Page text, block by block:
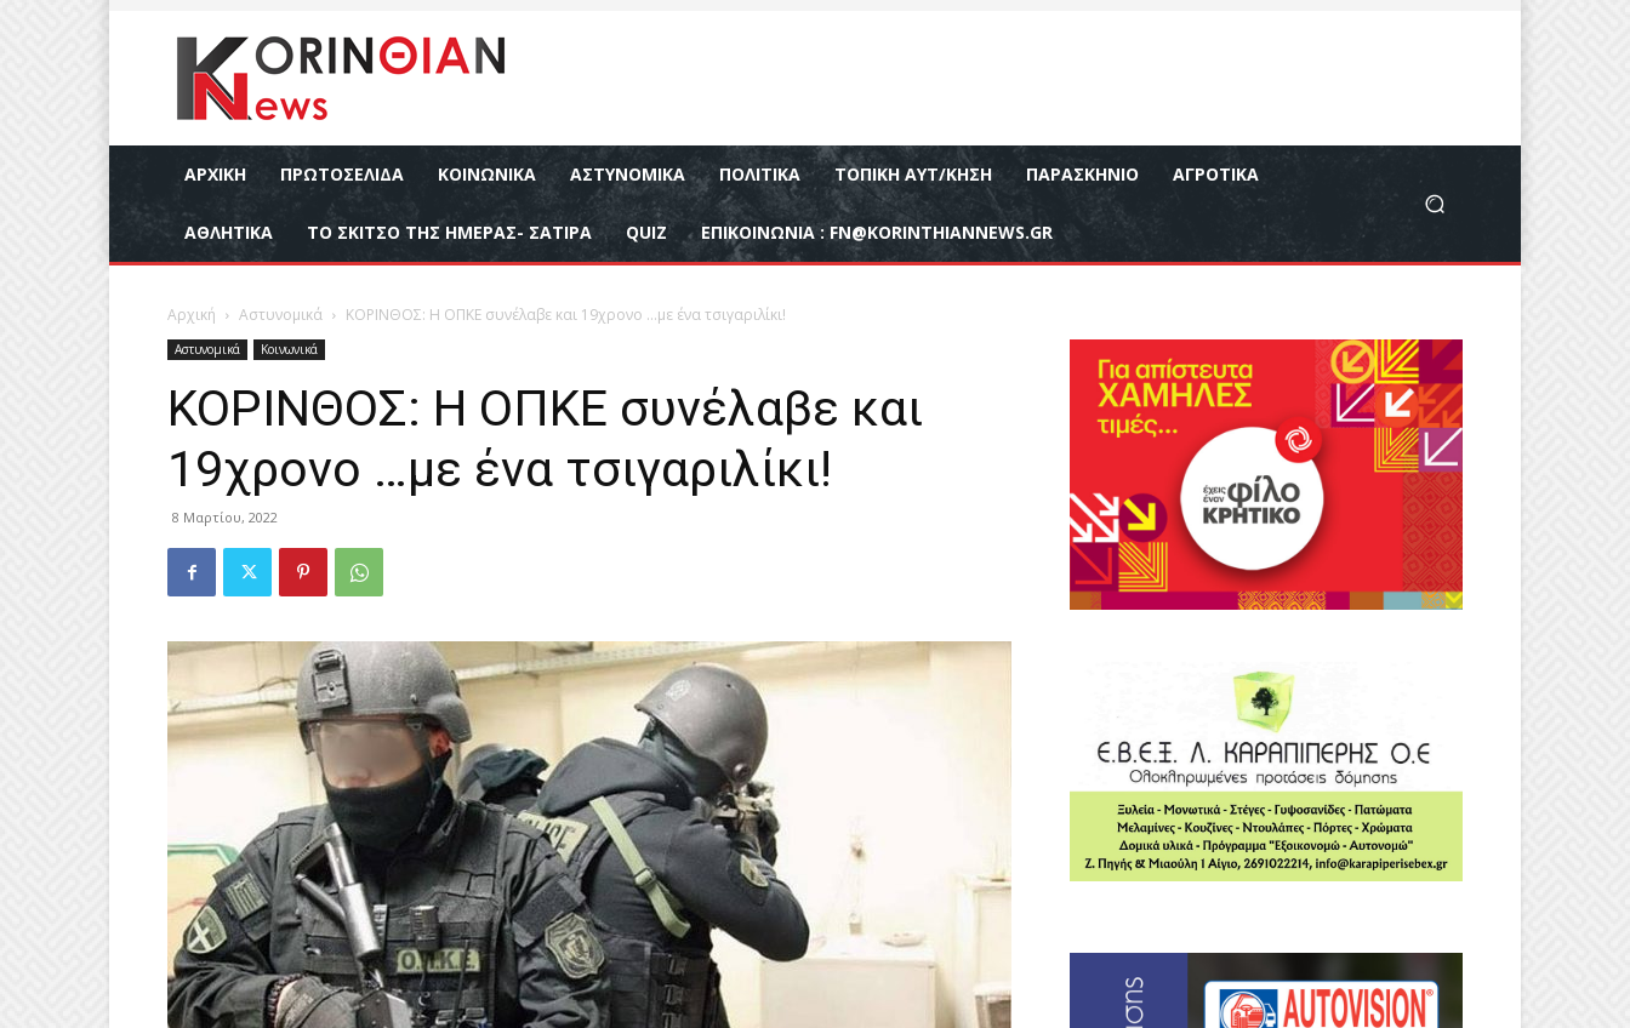
ΑΡΧΙΚΉ ΠΡΩΤΟΣΕΛΙΔΑ ΚΟΙΝΩΝΙΚΆ ΑΣΤΥΝΟΜΙΚΆ ΠΟΛΙΤΙΚΆ ΤΟΠΙΚΉ ΑΥΤ/ΚΗΣΗ ΠΑΡΑΣΚΉΝΙΟ ΑΓΡΟΤΙΚΆ
ΑΘΛΗΤΙΚΆ ΤΟ ΣΚΙΤΣΟ ΤΗΣ ΗΜΕΡΑΣ- ΣΑΤΙΡΑ QUIZ ΕΠΙΚΟΙΝΩΝΊΑ : FN@KORINTHIANNEWS.GR
Αρχική Αστυνομικά ΚΟΡΙΝΘΟΣ: Η ΟΠΚΕ συνέλαβε και 19χρονο …με ένα τσιγαριλίκι!
Αστυνομικά Κοινωνικά
ΚΟΡΙΝΘΟΣ: Η ΟΠΚΕ συνέλαβε και
19χρονο …με ένα τσιγαριλίκι!
8 Μαρτίου, 2022